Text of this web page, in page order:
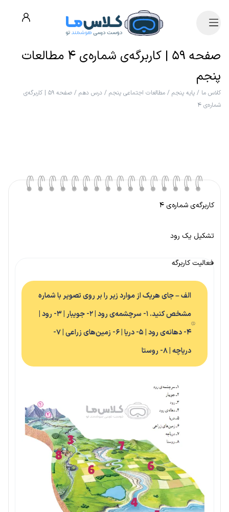
صفحه ۵۹ | کاربرگه‌ی شماره‌ی ۴ مطالعات
پنجم
کلاس ما / پایه پنجم / مطالعات اجتماعی پنجم / درس دهم /
صفحه ۵۹ | کاربرگه‌ی
شماره‌ی ۴
کاربرگه‌ی شماره‌ی ۴
تشکیل یک رود
فعالیت کاربرگه
الف – جای هریک از موارد زیر را بر روی تصویر با شماره
مشخص کنید. ۱- سرچشمه‌ی رود | ۲- جویبار | ۳- رود |
۴- دهانه‌ی رود | ۵- دریا | ۶- زمین‌های زراعی | ۷-
دریاچه | ۸- روستا